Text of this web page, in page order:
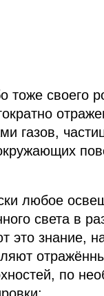
тоже своего
газов,
любое
света в
это знание,
по